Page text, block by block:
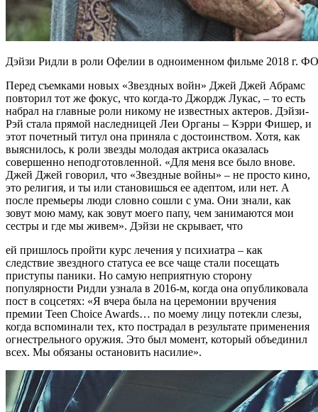
Дэйзи Ридли в роли Офелии в одноименном фильме 2018 г.
Перед съемками новых «Звездных войн» Джей Джей Абрамс
повторил тот же фокус, что когда-то Джордж Лукас, – то есть
набрал на главные роли никому не известных актеров. Дэйзи-
Рэй стала прямой наследницей Леи Органы – Кэрри Фишер, и
этот почетный титул она приняла с достоинством. Хотя, как
выяснилось, к роли звезды молодая актриса оказалась
совершенно неподготовленной. «Для меня все было внове.
Джей Джей говорил, что «Звездные войны» – не просто кино,
это религия, и ты или становишься ее адептом, или нет. А
после премьеры люди словно сошли с ума. Они знали, как
зовут мою маму, как зовут моего папу, чем занимаются мои
сестры и где мы живем». Дэйзи не скрывает, что
ей пришлось пройти курс лечения у психиатра – как
следствие звездного статуса ее все чаще стали посещать
приступы паники. Но самую неприятную сторону
популярности Ридли узнала в 2016-м, когда она опубликовала
пост в соцсетях: «Я вчера была на церемонии вручения
премии Teen Choice Awards… по моему лицу потекли слезы,
когда вспоминали тех, кто пострадал в результате применения
огнестрельного оружия. Это был момент, который объединил
всех. Мы обязаны остановить насилие».